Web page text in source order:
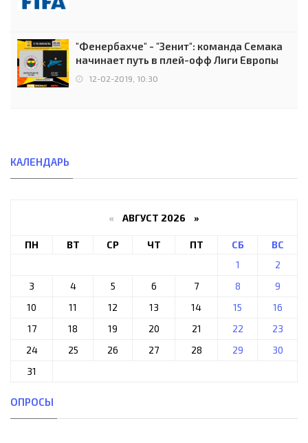
"Фенербахче" - "Зенит": команда Семака
начинает путь в плей-офф Лиги Европы
12-02-2019, 10:30
КАЛЕНДАРЬ
« АВГУСТ 2026 »
ПН ВТ СР ЧТ ПТ СБ
ВС
1
2
3
4 5 6 7 8
9
10
11 12 13 14 15
16
17
18 19 20 21 22
23
24
25 26 27 28 29
30
31
ОПРОСЫ